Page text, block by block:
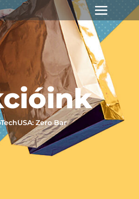
Zero Bar